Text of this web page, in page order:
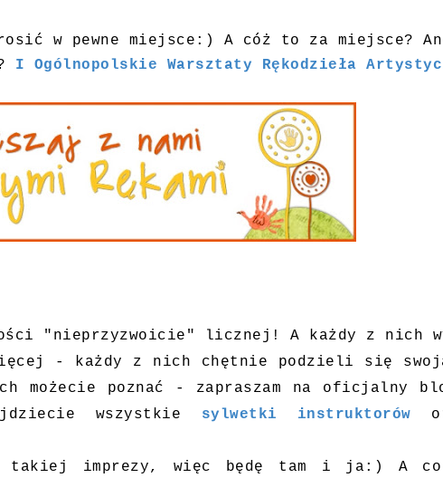
w pewne miejsce:) A cóż to za miejsce?
I Ogólnopolskie Warsztaty Rękodzieła
"nieprzyzwoicie" licznej! A każdy z nich
- każdy z nich chętnie podzieli się
możecie poznać - zapraszam na oficjalny
wszystkie sylwetki instruktorów
takiej imprezy, więc będę tam i ja:) A